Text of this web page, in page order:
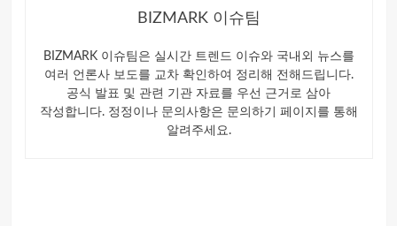
BIZMARK 이슈팀
BIZMARK 이슈팀은 실시간 트렌드 이슈와 국내외 뉴스를
여러 언론사 보도를 교차 확인하여 정리해 전해드립니다.
공식 발표 및 관련 기관 자료를 우선 근거로 삼아
작성합니다. 정정이나 문의사항은 문의하기 페이지를 통해
알려주세요.